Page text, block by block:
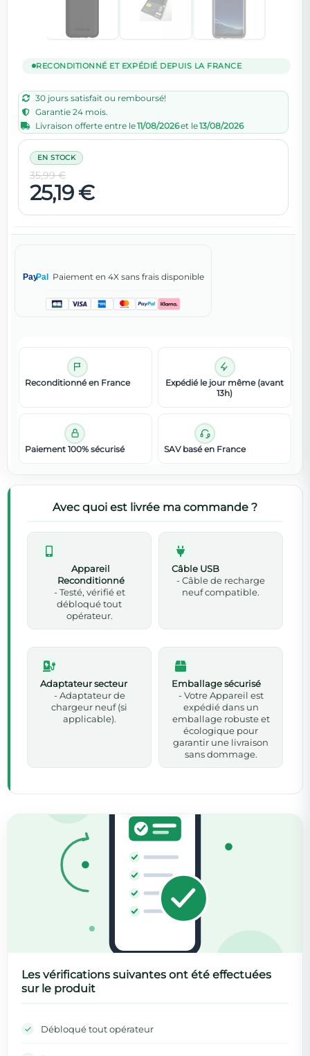
RECONDITIONNÉ ET EXPÉDIÉ DEPUIS LA FRANCE
30 jours satisfait ou remboursé!
Garantie 24 mois.
Livraison offerte entre le11/08/2026et le13/08/2026
35,99 €
25,19 €
EN STOCK
PayPal Paiement en 4X sans frais disponible
Reconditionné en France
Expédié le jour même (avant
13h)
Paiement 100% sécurisé SAV basé en France
Avec quoi est livrée ma commande ?
Appareil
Reconditionné
- Testé, vérifié et
débloqué tout
opérateur.
Câble USB
- Câble de recharge
neuf compatible.
Adaptateur secteur
- Adaptateur de
chargeur neuf (si
applicable).
Emballage sécurisé
- Votre Appareil est
expédié dans un
emballage robuste et
écologique pour
garantir une livraison
sans dommage.
Les vérifications suivantes ont été effectuées
sur le produit
Débloqué tout opérateur